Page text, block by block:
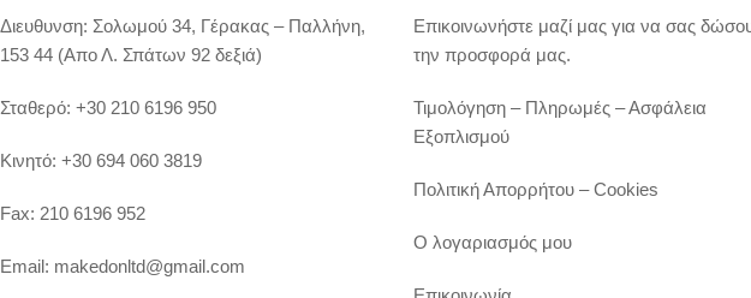
Διευθυνση: Σολωμού 34, Γέρακας – Παλλήνη,
153 44 (Απο Λ. Σπάτων 92 δεξιά)
Σταθερό: +30 210 6196 950
Κινητό: +30 694 060 3819
Fax: 210 6196 952
Email: makedonltd@gmail.com
Επικοινωνήστε μαζί μας για να σας
την προσφορά μας.
Τιμολόγηση – Πληρωμές – Ασφάλεια
Εξοπλισμού
Πολιτική Απορρήτου – Cookies
Ο λογαριασμός μου